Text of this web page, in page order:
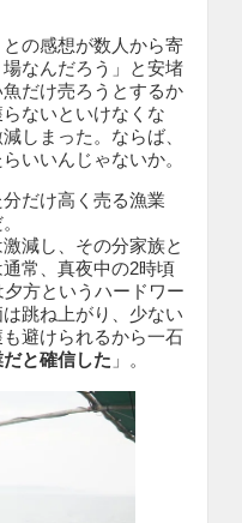
の感想が数人から寄
なんだろう」と安堵
だけ売ろうとするか
ないといけなくな
しまった。ならば、
いいんじゃないか。
だけ高く売る漁業
減し、その分家族と
常、真夜中の2時頃
方というハードワー
跳ね上がり、少ない
避けられるから一石
と確信した 」。